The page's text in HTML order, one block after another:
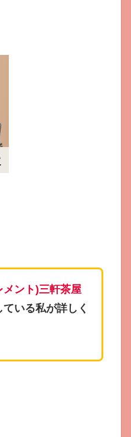
ント)三軒茶屋
いる私が詳しく